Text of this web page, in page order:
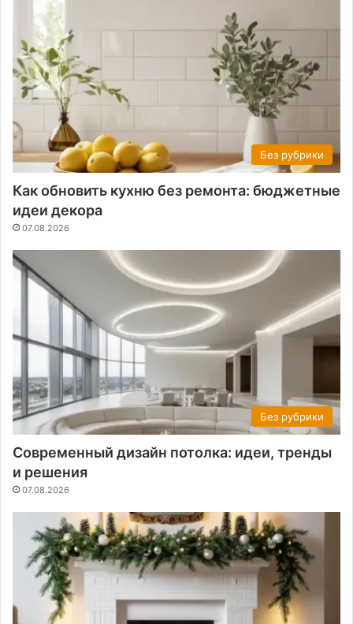
Без рубрики
Как обновить кухню без ремонта: бюджетные
идеи декора
07.08.2026
Без рубрики
Современный дизайн потолка: идеи, тренды
и решения
07.08.2026